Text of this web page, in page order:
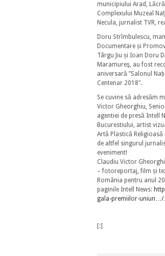
municipiului Arad,
Complexului Muzeal
Necula, jurnalist TVR,
Doru Strîmbulescu,
Documentare și
Târgu Jiu și Ioan Doru
Maramureş, au fost
aniversară ”Salonul
Centenar 2018″.
Se cuvine să adresăm
Victor Gheorghiu,
agentiei de presă Intell
Bucurestiului, artist
Artă Plastică Religioasă
de altfel singurul
eveniment!
Claudiu Victor
– fotoreportaj, film și
România pentru anul
paginile Intell News:
gala-premiilor-
[:]